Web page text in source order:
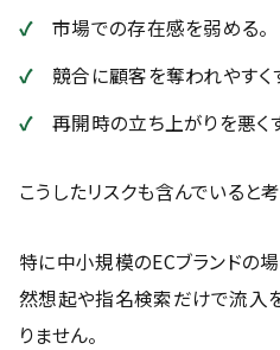
市場での存在感を弱める。
競合に顧客を奪われやすく
再開時の立ち上がりを悪く
こうしたリスクも含んでいると
特に中小規模のECブランドの
然想起や指名検索だけで流入
りません。